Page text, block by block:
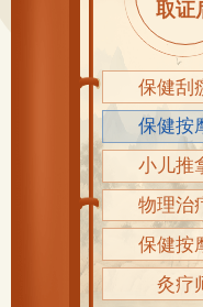
取证
保健刮
保健按
小儿推
物理治
保健按
灸疗